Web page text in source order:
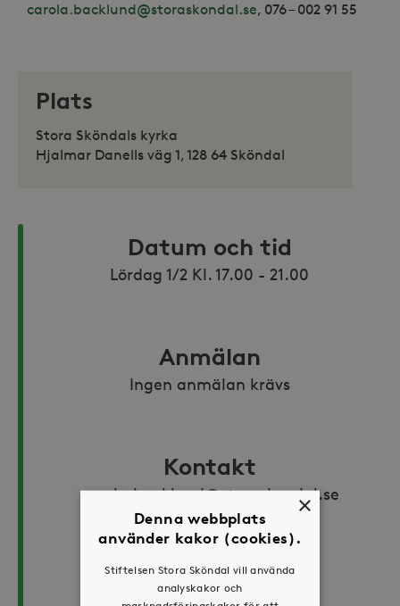
carola.backlund@storaskondal.se, 076 – 002 91 55
Plats
Stora Sköndals kyrka
Hjalmar Danells väg 1, 128 64 Sköndal
Datum och tid
Lördag 1/2 Kl. 17.00 - 21.00
Anmälan
Ingen anmälan krävs
Kontakt
carola.backlund@storaskondal.se
Kostnad
×
Denna webbplats
använder kakor (cookies).
Stiftelsen Stora Sköndal vill använda
analyskakor och